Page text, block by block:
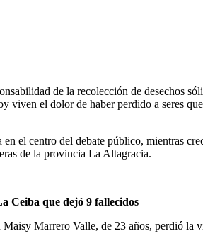
de la recolección de desechos
el dolor de haber perdido a seres
el centro del debate público, mientras
de la provincia La Altagracia.
Ceiba que dejó 9 fallecidos
Marrero Valle, de 23 años, perdió la